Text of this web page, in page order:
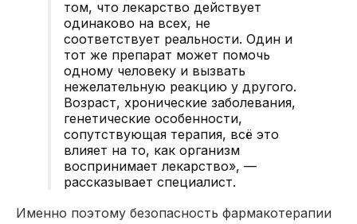
том, что лекарство действует
одинаково на всех, не
соответствует реальности. Один и
тот же препарат может помочь
одному человеку и вызвать
нежелательную реакцию у другого.
Возраст, хронические заболевания,
генетические особенности,
сопутствующая терапия, всё это
влияет на то, как организм
воспринимает лекарство», —
рассказывает специалист.
Именно поэтому безопасность фармакотерапии